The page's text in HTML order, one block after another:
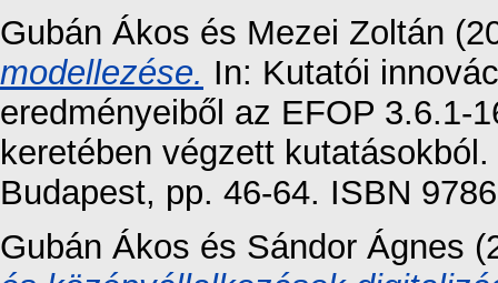
Gubán Ákos és Mezei Zoltán
modellezése. In: Kutatói
eredményeiből az EFOP 3.6.1-
keretében végzett
Budapest, pp. 46-64. ISBN
Gubán Ákos és Sándor Ágnes